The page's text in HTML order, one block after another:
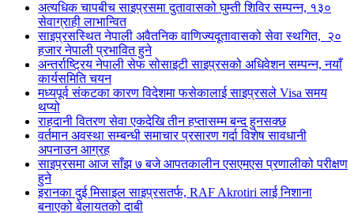
अत्यधिक चापबीच साइप्रसमा दुतावासको घुम्ती शिविर सम्पन्न, १३०
सेवाग्राही लाभान्वित
साइप्रसस्थित नेपाली अवैतनिक वाणिज्यदूतावासको सेवा स्थगित, २०
हजार नेपाली प्रभावित हुने
अन्तर्राष्ट्रिय नेपाली सेफ सोसाइटी साइप्रसको अधिवेशन सम्पन्न, नयाँ
कार्यसमिति चयन
मध्यपूर्व संकटका कारण विदेशमा फसेकालाई साइप्रसले Visa समय
थप्यो
राहदानी वितरण सेवा एकदेखि तीन हप्तासम्म बन्द हुनसक्छ
वर्तमान अवस्था सम्बन्धी समाचार प्रसारण गर्दा विशेष सावधानी
अपनाउन आग्रह
साइप्रसमा आज साँझ ७ बजे आपतकालीन एसएमएस प्रणालीको परीक्षण
हुने
इरानका दुई मिसाइल साइप्रसतर्फ, RAF Akrotiri लाई निशाना
बनाएको बेलायतको दाबी